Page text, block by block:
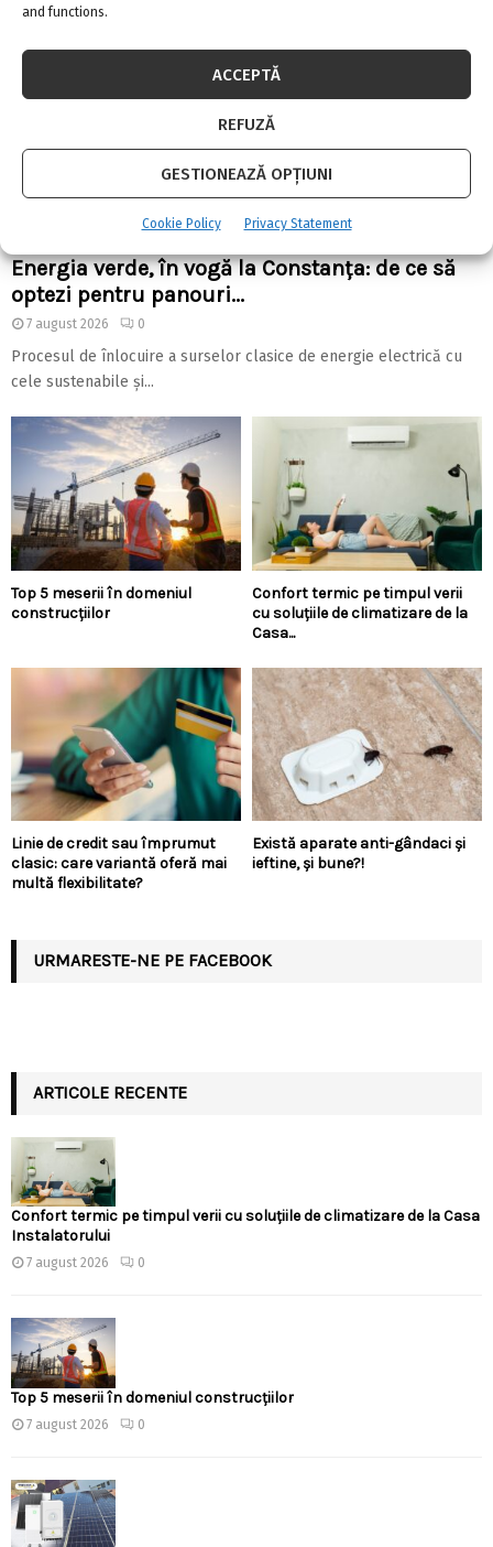
and functions.
ACCEPTĂ
REFUZĂ
GESTIONEAZĂ OPȚIUNI
Cookie Policy Privacy Statement
Energia verde, în vogă la Constanța: de ce să
optezi pentru panouri...
7 august 2026 0
Procesul de înlocuire a surselor clasice de energie electrică cu
cele sustenabile și...
Top 5 meserii în domeniul
construcțiilor
Confort termic pe timpul verii
cu soluțiile de climatizare de la
Casa...
Linie de credit sau împrumut
clasic: care variantă oferă mai
multă flexibilitate?
Există aparate anti-gândaci și
ieftine, și bune?!
URMARESTE-NE PE FACEBOOK
ARTICOLE RECENTE
Confort termic pe timpul verii cu soluțiile de climatizare de la Casa
Instalatorului
7 august 2026 0
Top 5 meserii în domeniul construcțiilor
7 august 2026 0